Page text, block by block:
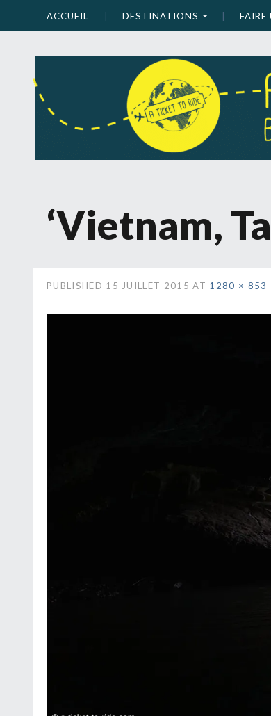
ACCUEIL DESTINATIONS FAIRE
‘Vietnam,
PUBLISHED 15 JUILLET 2015 AT 1280 × 853